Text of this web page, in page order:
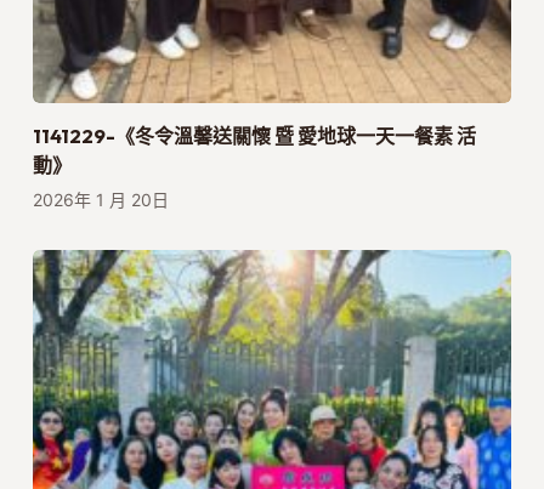
1141229-《冬令溫馨送關懷 暨 愛地球一天一餐素 活
動》
2026年 1 月 20日